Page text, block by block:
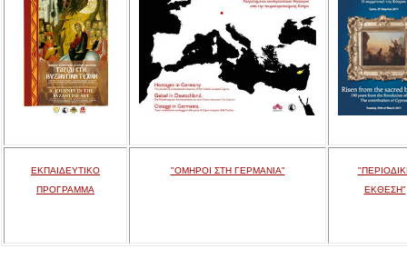
ΕΚΠΑΙΔΕΥΤΙΚΟ
ΠΡΟΓΡΑΜΜΑ
"ΟΜΗΡΟΙ ΣΤΗ ΓΕΡΜΑΝΙΑ"
ΕΚΘΕΣΗ"